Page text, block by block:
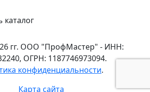
каталог
гг. ООО "ПрофМастер" - ИНН:
ОГРН: 1187746973094.
конфиденциальности.
Карта сайта